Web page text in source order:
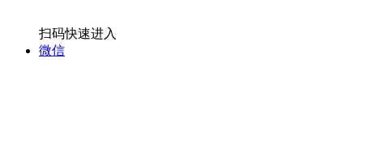
扫码快速进入
微信